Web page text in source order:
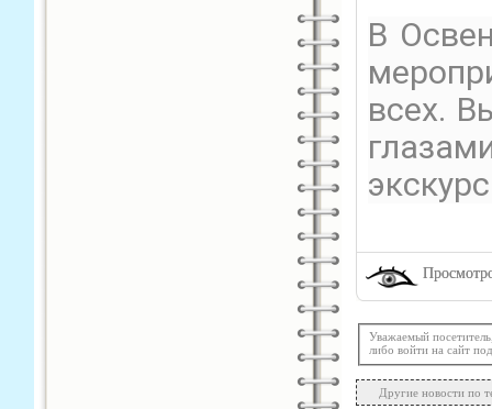
В
всех.
Уважаемый
либо войти на сайт
Другие новости по